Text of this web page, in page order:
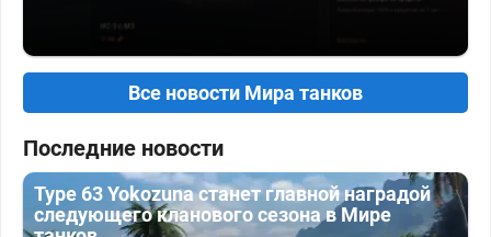
Все новости Мира танков
Последние новости
Type 63 Yokozuna станет главной наградой
следующего кланового сезона в Мире